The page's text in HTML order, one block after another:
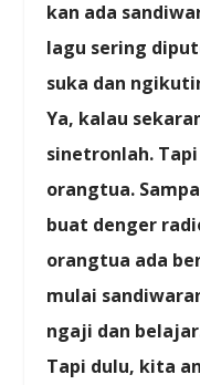
kan ada
lagu sering
suka dan
Ya, kalau
sinetronlah.
orangtua.
buat denger
orangtua ada
mulai
ngaji dan
Tapi dulu, kita